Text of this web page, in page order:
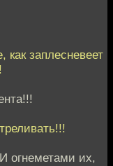
заплесневеет
И огнеметами их,